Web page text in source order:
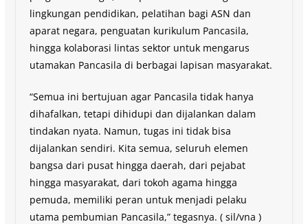
lingkungan pendidikan, pelatihan bagi ASN dan
aparat negara, penguatan kurikulum Pancasila,
hingga kolaborasi lintas sektor untuk mengarus
utamakan Pancasila di berbagai lapisan masyarakat.
“Semua ini bertujuan agar Pancasila tidak hanya
dihafalkan, tetapi dihidupi dan dijalankan dalam
tindakan nyata. Namun, tugas ini tidak bisa
dijalankan sendiri. Kita semua, seluruh elemen
bangsa dari pusat hingga daerah, dari pejabat
hingga masyarakat, dari tokoh agama hingga
pemuda, memiliki peran untuk menjadi pelaku
utama pembumian Pancasila,” tegasnya. ( sil/vna )